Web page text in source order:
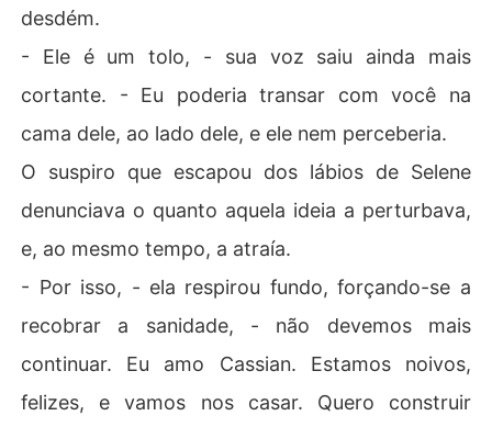
desdém.
- Ele é um tolo, - sua voz saiu ainda mais
cortante. - Eu poderia transar com você na
cama dele, ao lado dele, e ele nem perceberia.
O suspiro que escapou dos lábios de Selene
denunciava o quanto aquela ideia a perturbava,
e, ao mesmo tempo, a atraía.
- Por isso, - ela respirou fundo, forçando-se a
recobrar a sanidade, - não devemos mais
continuar. Eu amo Cassian. Estamos noivos,
felizes, e vamos nos casar. Quero construir